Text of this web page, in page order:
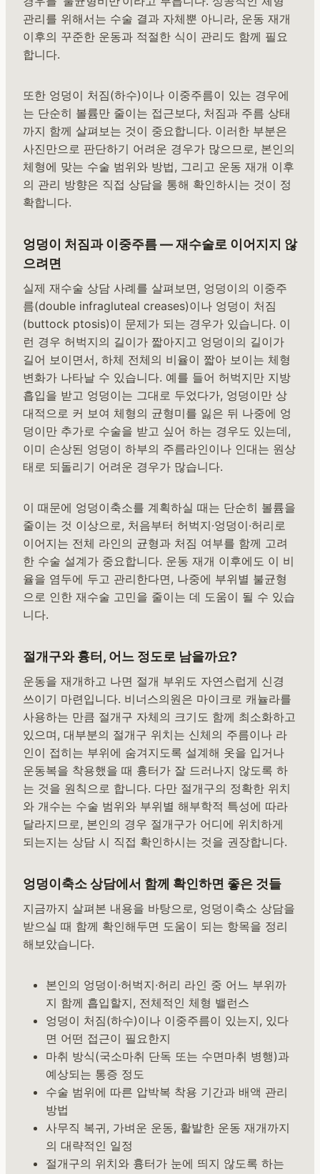
관리를 위해서는 수술 결과 자체뿐 아니라, 운동 재개
이후의 꾸준한 운동과 적절한 식이 관리도 함께 필요
합니다.
또한 엉덩이 처짐(하수)이나 이중주름이 있는 경우에
는 단순히 볼륨만 줄이는 접근보다, 처짐과 주름 상태
까지 함께 살펴보는 것이 중요합니다. 이러한 부분은
사진만으로 판단하기 어려운 경우가 많으므로, 본인의
체형에 맞는 수술 범위와 방법, 그리고 운동 재개 이후
의 관리 방향은 직접 상담을 통해 확인하시는 것이 정
확합니다.
엉덩이 처짐과 이중주름 — 재수술로 이어지지 않
으려면
실제 재수술 상담 사례를 살펴보면, 엉덩이의 이중주
름(double infragluteal creases)이나 엉덩이 처짐
(buttock ptosis)이 문제가 되는 경우가 있습니다. 이
런 경우 허벅지의 길이가 짧아지고 엉덩이의 길이가
길어 보이면서, 하체 전체의 비율이 짧아 보이는 체형
변화가 나타날 수 있습니다. 예를 들어 허벅지만 지방
흡입을 받고 엉덩이는 그대로 두었다가, 엉덩이만 상
대적으로 커 보여 체형의 균형미를 잃은 뒤 나중에 엉
덩이만 추가로 수술을 받고 싶어 하는 경우도 있는데,
이미 손상된 엉덩이 하부의 주름라인이나 인대는 원상
태로 되돌리기 어려운 경우가 많습니다.
이 때문에 엉덩이축소를 계획하실 때는 단순히 볼륨을
줄이는 것 이상으로, 처음부터 허벅지·엉덩이·허리로
이어지는 전체 라인의 균형과 처짐 여부를 함께 고려
한 수술 설계가 중요합니다. 운동 재개 이후에도 이 비
율을 염두에 두고 관리한다면, 나중에 부위별 불균형
으로 인한 재수술 고민을 줄이는 데 도움이 될 수 있습
니다.
절개구와 흉터, 어느 정도로 남을까요?
운동을 재개하고 나면 절개 부위도 자연스럽게 신경
쓰이기 마련입니다. 비너스의원은 마이크로 캐뉼라를
사용하는 만큼 절개구 자체의 크기도 함께 최소화하고
있으며, 대부분의 절개구 위치는 신체의 주름이나 라
인이 접히는 부위에 숨겨지도록 설계해 옷을 입거나
운동복을 착용했을 때 흉터가 잘 드러나지 않도록 하
는 것을 원칙으로 합니다. 다만 절개구의 정확한 위치
와 개수는 수술 범위와 부위별 해부학적 특성에 따라
달라지므로, 본인의 경우 절개구가 어디에 위치하게
되는지는 상담 시 직접 확인하시는 것을 권장합니다.
엉덩이축소 상담에서 함께 확인하면 좋은 것들
지금까지 살펴본 내용을 바탕으로, 엉덩이축소 상담을
받으실 때 함께 확인해두면 도움이 되는 항목을 정리
해보았습니다.
본인의 엉덩이·허벅지·허리 라인 중 어느 부위까
지 함께 흡입할지, 전체적인 체형 밸런스
엉덩이 처짐(하수)이나 이중주름이 있는지, 있다
면 어떤 접근이 필요한지
마취 방식(국소마취 단독 또는 수면마취 병행)과
예상되는 통증 정도
수술 범위에 따른 압박복 착용 기간과 배액 관리
방법
사무직 복귀, 가벼운 운동, 활발한 운동 재개까지
의 대략적인 일정
절개구의 위치와 흉터가 눈에 띄지 않도록 하는